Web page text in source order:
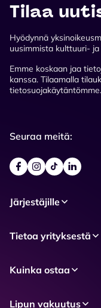
Tilaa
Hyödynnä
uusimmista kulttuuri-
Emme koskaan jaa
kanssa. Tilaamalla
tietosuojakäytäntömme.
Seuraa meitä:
Järjestäjille
Tietoa yrityksestä
Kuinka ostaa
Lipun vakuutus